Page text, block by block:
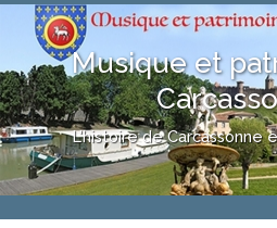
Musique et
L'histoire de Carcassonne